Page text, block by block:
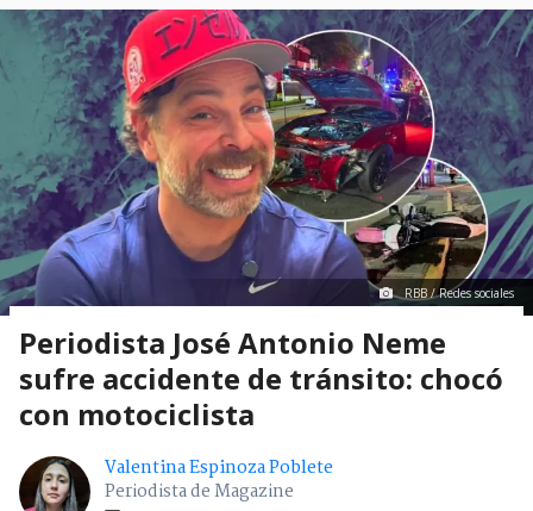
RBB / Redes sociales
Periodista José Antonio Neme
sufre accidente de tránsito: chocó
con motociclista
Valentina Espinoza Poblete
Periodista de Magazine